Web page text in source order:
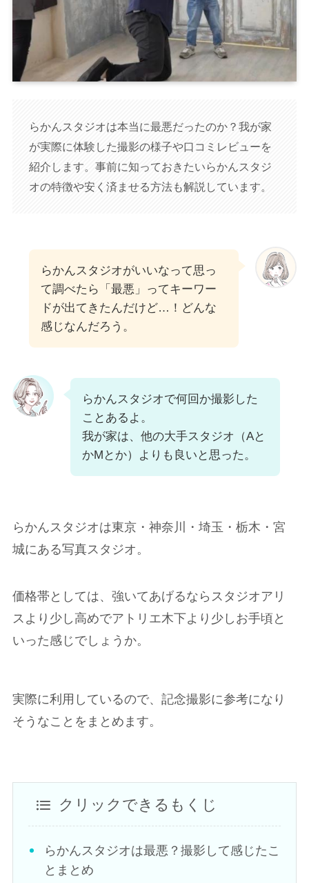
らかんスタジオは本当に最悪だったのか？我が家
が実際に体験した撮影の様子や口コミレビューを
紹介します。事前に知っておきたいらかんスタジ
オの特徴や安く済ませる方法も解説しています。
らかんスタジオがいいなって思っ
て調べたら「最悪」ってキーワー
ドが出てきたんだけど…！どんな
感じなんだろう。
らかんスタジオで何回か撮影した
ことあるよ。
我が家は、他の大手スタジオ（Aと
かMとか）よりも良いと思った。
らかんスタジオは東京・神奈川・埼玉・栃木・宮
城にある写真スタジオ。
価格帯としては、強いてあげるならスタジオアリ
スより少し高めでアトリエ木下より少しお手頃と
いった感じでしょうか。
実際に利用しているので、記念撮影に参考になり
そうなことをまとめます。
クリックできるもくじ
らかんスタジオは最悪？撮影して感じたこ
とまとめ